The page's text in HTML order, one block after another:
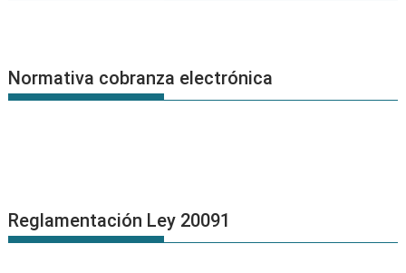
Normativa cobranza electrónica
Reglamentación Ley 20091